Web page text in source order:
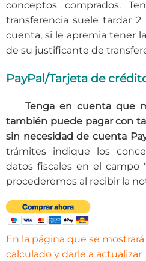
conceptos comprados.
transferencia suele tardar
cuenta, si le apremia tener
de su justificante de
PayPal/Tarjeta de
Tenga en cuenta que
también puede pagar con
sin necesidad de cuenta
trámites indique los
datos fiscales en el campo
procederemos al recibir la
En la página que se
calculado y darle a actualizar